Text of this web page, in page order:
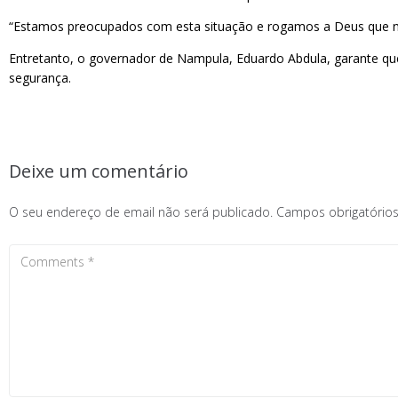
“Estamos preocupados com esta situação e rogamos a Deus
Entretanto, o governador de Nampula, Eduardo Abdula, garante
segurança.
Deixe um comentário
O seu endereço de email não será publicado. Campos